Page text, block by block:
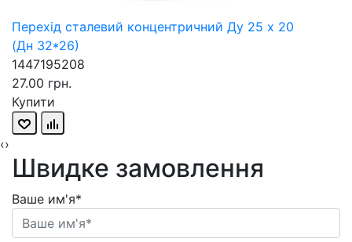
Перехід сталевий концентричний Ду 25 х 20
(Дн 32*26)
1447195208
27.00 грн.
Купити
‹›
Швидке замовлення
Ваше им'я*